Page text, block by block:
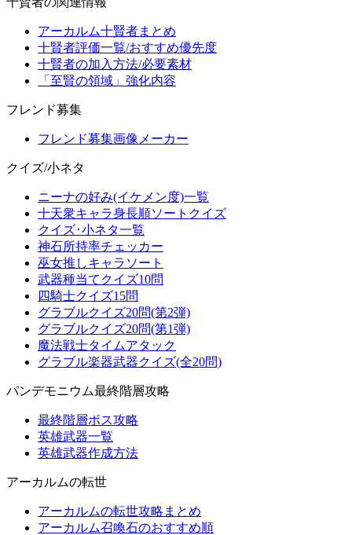
アーカルム十賢者まとめ
十賢者評価一覧/おすすめ優先度
十賢者の加入方法/必要素材
「至賢の領域」強化内容
フレンド募集
フレンド募集画像メーカー
クイズ/小ネタ
ニーナの好み(イケメン度)一覧
十天衆キャラ身長順ソートクイズ
クイズ･小ネタ一覧
神石所持率チェッカー
巫女推しキャラソート
武器種当てクイズ10問
四騎士クイズ15問
グラブルクイズ20問(第2弾)
グラブルクイズ20問(第1弾)
魔法戦士タイムアタック
グラブル楽器武器クイズ(全20問)
パンデモニウム最終階層攻略
最終階層ボス攻略
英雄武器一覧
英雄武器作成方法
アーカルムの転世
アーカルムの転世攻略まとめ
アーカルム召喚石のおすすめ順